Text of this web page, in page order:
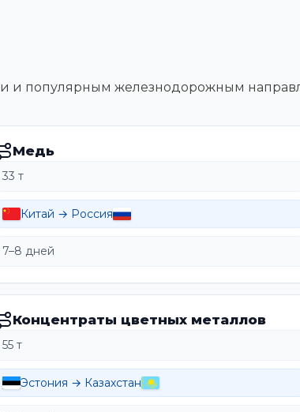
и популярным железнодорожным
Медь
33 т
Китай → Россия
7–8 дней
Концентраты цветных металлов
55 т
Эстония → Казахстан